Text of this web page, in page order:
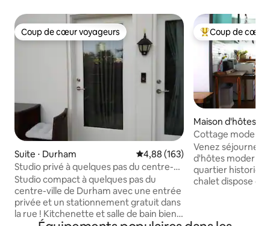
Coup de cœur voyageurs
Coup de cœur voyageurs
Suite ⋅ Durham Évaluation moyenne sur la
4,88 (163)
Studio privé à quelques pas du centre-
ville !
Studio compact à quelques pas du
centre-ville de Durham avec une entrée
privée et un stationnement gratuit dans
la rue ! Kitchenette et salle de bain bien
Coups de cœur
Coup de cœur
Maison d'hôtes ⋅
Cottage
vintage près du
Venez séjourner
d'hôtes moderne
quartier
chalet dispose de